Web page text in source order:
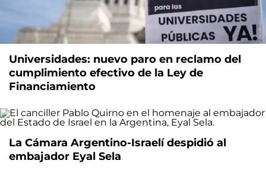
Universidades: nuevo paro en reclamo del
cumplimiento efectivo de la Ley de
Financiamiento
La Cámara Argentino-Israelí despidió al
embajador Eyal Sela